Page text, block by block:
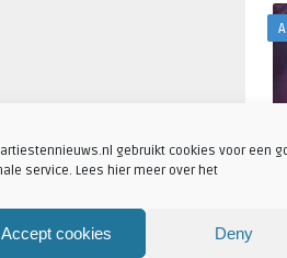
gebruikt cookies voor een
service. Lees hier meer over het
Accept cookies Deny